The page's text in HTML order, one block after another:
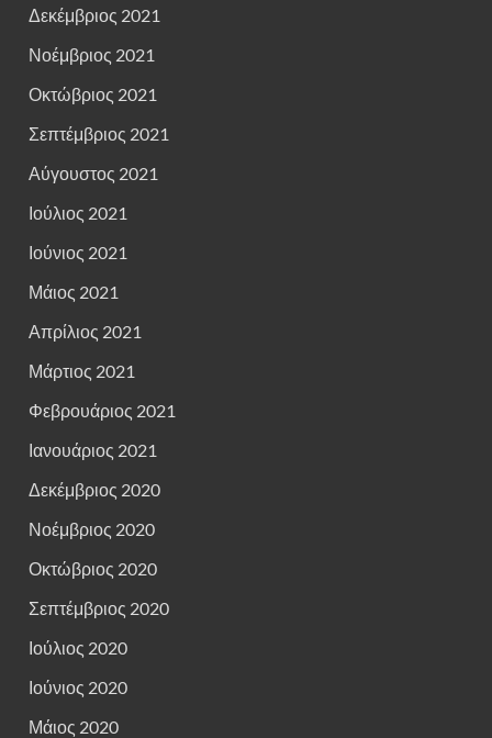
Δεκέμβριος 2021
Νοέμβριος 2021
Οκτώβριος 2021
Σεπτέμβριος 2021
Αύγουστος 2021
Ιούλιος 2021
Ιούνιος 2021
Μάιος 2021
Απρίλιος 2021
Μάρτιος 2021
Φεβρουάριος 2021
Ιανουάριος 2021
Δεκέμβριος 2020
Νοέμβριος 2020
Οκτώβριος 2020
Σεπτέμβριος 2020
Ιούλιος 2020
Ιούνιος 2020
Μάιος 2020